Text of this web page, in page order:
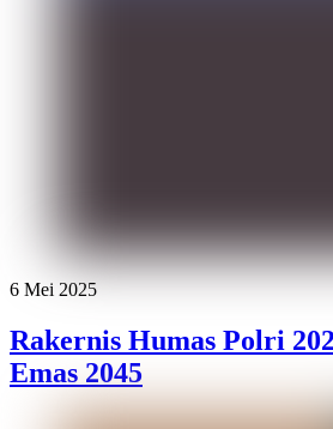
6 Mei 2025
Rakernis Humas Polri
Emas 2045